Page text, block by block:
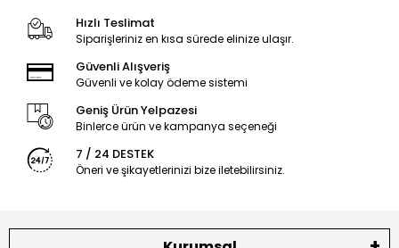
Hızlı Teslimat
Siparişleriniz en kısa sürede elinize ulaşır.
Güvenli Alışveriş
Güvenli ve kolay ödeme sistemi
Geniş Ürün Yelpazesi
Binlerce ürün ve kampanya seçeneği
7 / 24 DESTEK
Öneri ve şikayetlerinizi bize iletebilirsiniz.